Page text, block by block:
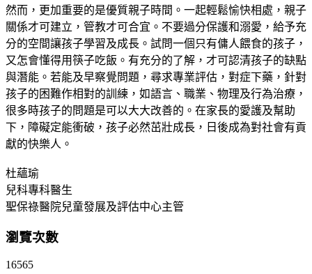
然而，更加重要的是優質親子時間。一起輕鬆愉快相處，親子
關係才可建立，管教才可合宜。不要過分保護和溺愛，給予充
分的空間讓孩子學習及成長。試問一個只有傭人餵食的孩子，
又怎會懂得用筷子吃飯。有充分的了解，才可認清孩子的缺點
與潛能。若能及早察覺問題，尋求專業評估，對症下藥，針對
孩子的困難作相對的訓練，如語言、職業、物理及行為治療，
很多時孩子的問題是可以大大改善的。在家長的愛護及幫助
下，障礙定能衝破，孩子必然茁壯成長，日後成為對社會有貢
獻的快樂人。
杜蘊瑜
兒科專科醫生
聖保祿醫院兒童發展及評估中心主管
瀏覽次數
16565